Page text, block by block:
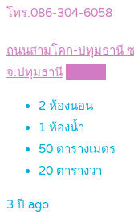
โทร.086-304-6058
ถนนสามโคก-ปทุมธานี
จ.ปทุมธานี
2 ห้องนอน
1 ห้องน้ำ
50 ตารางเมตร
20 ตารางวา
3 ปี ago